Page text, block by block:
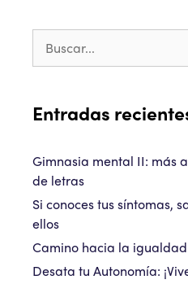
Entradas
Gimnasia mental II: más
de letras
Si conoces tus síntomas,
ellos
Camino hacia la igualdad
Desata tu Autonomía: